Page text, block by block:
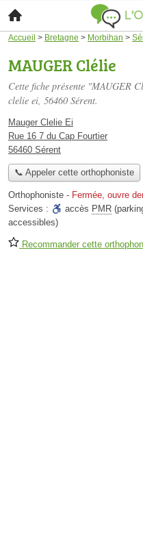
Accueil > Bretagne > Morbihan >
MAUGER Clélie
Cette fiche présente "MAUGER
clelie ei, 56460 Sérent.
Mauger Clelie Ei
Rue 16 7 du Cap Fourtier
56460 Sérent
📞 Appeler cette orthophoniste
Orthophoniste - Fermée, ouvre
Services :
accès PMR
accessibles)
Recommander cette